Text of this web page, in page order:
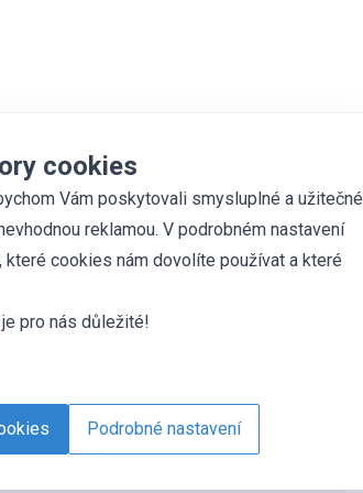
cookies
Vám poskytovali smysluplné a užitečné
reklamou. V podrobném nastavení
cookies nám dovolíte používat a které
pro nás důležité!
Podrobné nastavení